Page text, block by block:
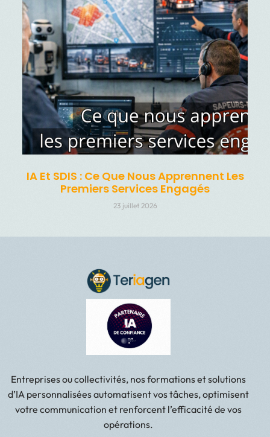
IA Et SDIS : Ce Que Nous Apprennent Les
Premiers Services Engagés
23 juillet 2026
Entreprises ou collectivités, nos formations et solutions
d’IA personnalisées automatisent vos tâches, optimisent
votre communication et renforcent l’efficacité de vos
opérations.